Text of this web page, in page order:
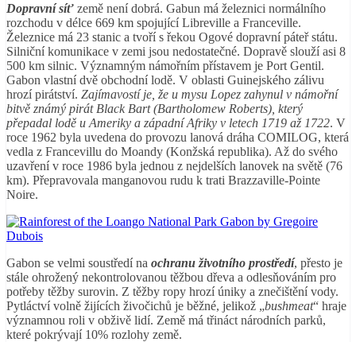
Dopravní síť země není dobrá. Gabun má železnici normálního
rozchodu v délce 669 km spojující Libreville a Franceville.
Železnice má 23 stanic a tvoří s řekou Ogové dopravní páteř státu.
Silniční komunikace v zemi jsou nedostatečné. Dopravě slouží asi 8
500 km silnic. Významným námořním přístavem je Port Gentil.
Gabon vlastní dvě obchodní lodě. V oblasti Guinejského zálivu
hrozí pirátství. Zajímavostí je, že u mysu Lopez zahynul v námořní
bitvě známý pirát Black Bart (Bartholomew Roberts), který
přepadal lodě u Ameriky a západní Afriky v letech 1719 až 1722. V
roce 1962 byla uvedena do provozu lanová dráha COMILOG, která
vedla z Francevillu do Moandy (Konžská republika). Až do svého
uzavření v roce 1986 byla jednou z nejdelších lanovek na světě (76
km). Přepravovala manganovou rudu k trati Brazzaville-Pointe
Noire.
Gabon se velmi soustředí na ochranu životního prostředí, přesto je
stále ohrožený nekontrolovanou těžbou dřeva a odlesňováním pro
potřeby těžby surovin. Z těžby ropy hrozí úniky a znečištění vody.
Pytláctví volně žijících živočichů je běžné, jelikož „bushmeat“ hraje
významnou roli v obživě lidí. Země má třináct národních parků,
které pokrývají 10% rozlohy země.